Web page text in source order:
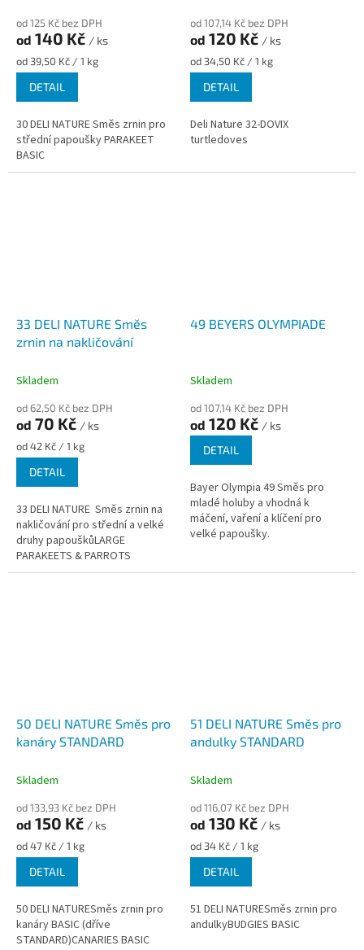
od 125 Kč bez DPH
od 140 Kč / ks
Měrná
cena:
od 39,50 Kč / 1 kg
DETAIL
30 DELI NATURE Směs zrnin pro
střední papoušky PARAKEET
BASIC
od 107,14 Kč bez DPH
od 120 Kč / ks
Měrná
cena:
od 34,50 Kč / 1 kg
DETAIL
Deli Nature 32-DOVIX
turtledoves
33 DELI NATURE Směs
zrnin na nakličování
Skladem
od 62,50 Kč bez DPH
od 70 Kč / ks
Měrná
cena:
od 42 Kč / 1 kg
DETAIL
33 DELI NATURE Směs zrnin na
nakličování pro střední a velké
druhy papouškůLARGE
PARAKEETS & PARROTS
GERMINATION SEEDS
49 BEYERS OLYMPIADE
Skladem
od 107,14 Kč bez DPH
od 120 Kč / ks
DETAIL
Bayer Olympia 49 Směs pro
mladé holuby a vhodná k
máčení, vaření a klíčení pro
velké papoušky.
50 DELI NATURE Směs pro
kanáry STANDARD
Skladem
od 133,93 Kč bez DPH
od 150 Kč / ks
Měrná
cena:
od 47 Kč / 1 kg
DETAIL
50 DELI NATURESměs zrnin pro
kanáry BASIC (dříve
STANDARD)CANARIES BASIC
51 DELI NATURE Směs pro
andulky STANDARD
Skladem
od 116,07 Kč bez DPH
od 130 Kč / ks
Měrná
cena:
od 34 Kč / 1 kg
DETAIL
51 DELI NATURESměs zrnin pro
andulkyBUDGIES BASIC